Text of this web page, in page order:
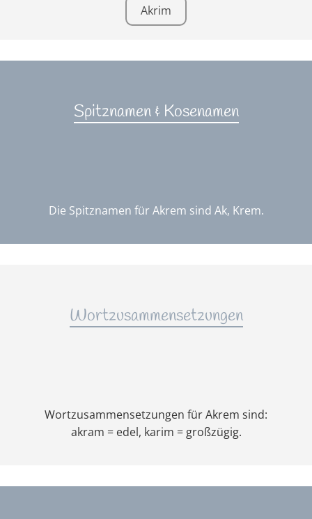
Akrim
Spitznamen & Kosenamen
Die Spitznamen für Akrem sind Ak, Krem.
Wortzusammensetzungen
Wortzusammensetzungen für Akrem sind:
akram = edel, karim = großzügig.